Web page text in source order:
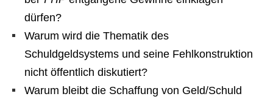
dürfen?
Warum wird die Thematik des
Schuldgeldsystems und seine Fehlkonstruktion
nicht öffentlich diskutiert?
Warum bleibt die Schaffung von Geld/Schuld